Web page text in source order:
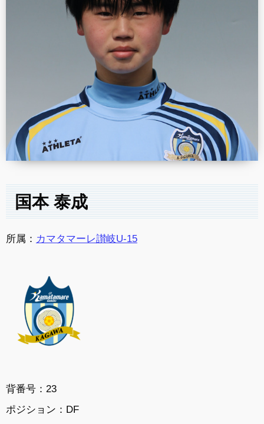
国本 泰成
所属： カマタマーレ讃岐U-15
背番号：23
ポジション：DF